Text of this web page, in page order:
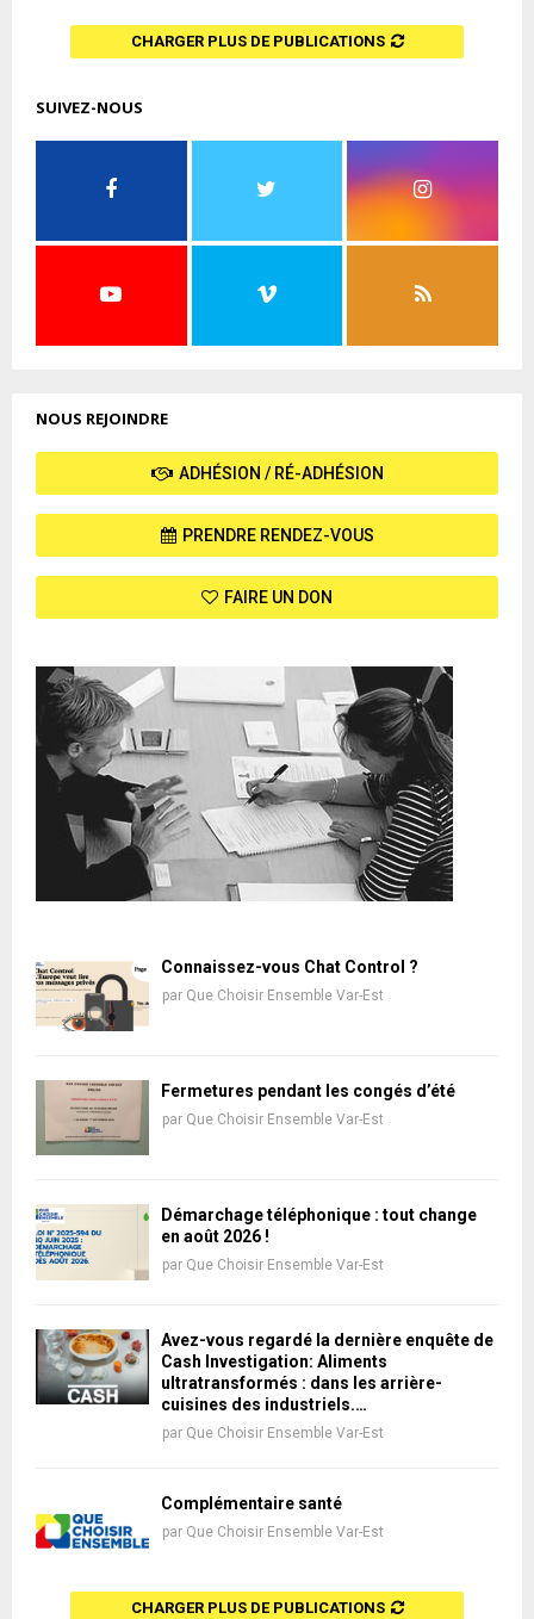
CHARGER PLUS DE PUBLICATIONS
SUIVEZ-NOUS
NOUS REJOINDRE
ADHÉSION / RÉ-ADHÉSION
PRENDRE RENDEZ-VOUS
FAIRE UN DON
Connaissez-vous Chat Control ?
par Que Choisir Ensemble Var-Est
Fermetures pendant les congés d’été
par Que Choisir Ensemble Var-Est
Démarchage téléphonique : tout change
en août 2026 !
par Que Choisir Ensemble Var-Est
Avez-vous regardé la dernière enquête de
Cash Investigation: Aliments
ultratransformés : dans les arrière-
cuisines des industriels.…
par Que Choisir Ensemble Var-Est
Complémentaire santé
par Que Choisir Ensemble Var-Est
CHARGER PLUS DE PUBLICATIONS